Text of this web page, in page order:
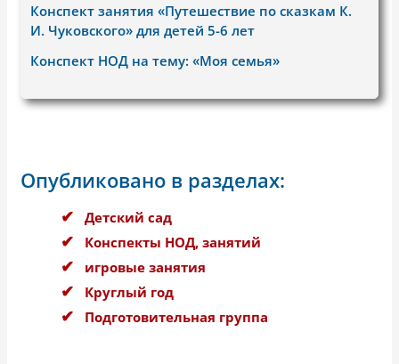
Конспект занятия «Путешествие по сказкам К.
И. Чуковского» для детей 5-6 лет
Конспект НОД на тему: «Моя семья»
Опубликовано в разделах:
Детский сад
Конспекты НОД, занятий
игровые занятия
Круглый год
Подготовительная группа